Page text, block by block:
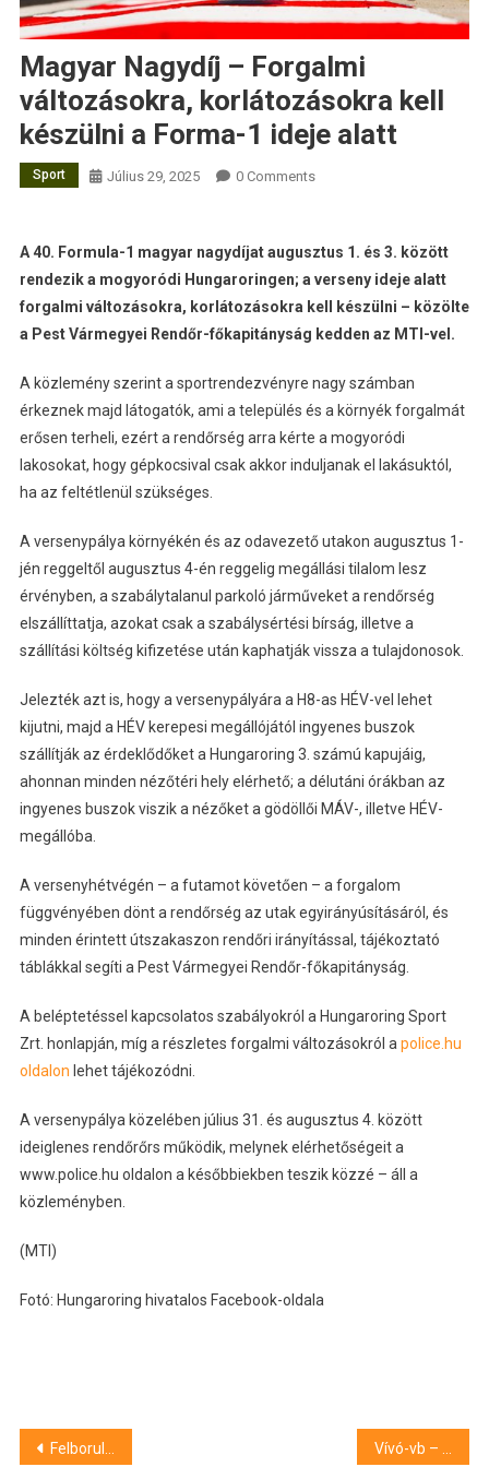
Magyar Nagydíj – Forgalmi
változásokra, korlátozásokra kell
készülni a Forma-1 ideje alatt
Sport Július 29, 2025 0 Comments
A 40. Formula-1 magyar nagydíjat augusztus 1. és 3. között
rendezik a mogyoródi Hungaroringen; a verseny ideje alatt
forgalmi változásokra, korlátozásokra kell készülni – közölte
a Pest Vármegyei Rendőr-főkapitányság kedden az MTI-vel.
A közlemény szerint a sportrendezvényre nagy számban
érkeznek majd látogatók, ami a település és a környék forgalmát
erősen terheli, ezért a rendőrség arra kérte a mogyoródi
lakosokat, hogy gépkocsival csak akkor induljanak el lakásuktól,
ha az feltétlenül szükséges.
A versenypálya környékén és az odavezető utakon augusztus 1-
jén reggeltől augusztus 4-én reggelig megállási tilalom lesz
érvényben, a szabálytalanul parkoló járműveket a rendőrség
elszállíttatja, azokat csak a szabálysértési bírság, illetve a
szállítási költség kifizetése után kaphatják vissza a tulajdonosok.
Jelezték azt is, hogy a versenypályára a H8-as HÉV-vel lehet
kijutni, majd a HÉV kerepesi megállójától ingyenes buszok
szállítják az érdeklődőket a Hungaroring 3. számú kapujáig,
ahonnan minden nézőtéri hely elérhető; a délutáni órákban az
ingyenes buszok viszik a nézőket a gödöllői MÁV-, illetve HÉV-
megállóba.
A versenyhétvégén – a futamot követően – a forgalom
függvényében dönt a rendőrség az utak egyirányúsításáról, és
minden érintett útszakaszon rendőri irányítással, tájékoztató
táblákkal segíti a Pest Vármegyei Rendőr-főkapitányság.
A beléptetéssel kapcsolatos szabályokról a Hungaroring Sport
Zrt. honlapján, míg a részletes forgalmi változásokról a police.hu
oldalon lehet tájékozódni.
A versenypálya közelében július 31. és augusztus 4. között
ideiglenes rendőrőrs működik, melynek elérhetőségeit a
www.police.hu oldalon a későbbiekben teszik közzé – áll a
közleményben.
(MTI)
Fotó: Hungaroring hivatalos Facebook-oldala
Bejegyzés
Felborult egy sétahajó a Duna-deltában, halottak is vannak